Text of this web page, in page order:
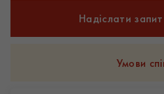
Надіслати
Умови